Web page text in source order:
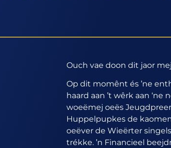
Ouch vae doon dit jaor
Op dit momênt és ’ne
haard aan ’t wêrk aan
woeëmej oeës
Huppelpupkes de
oeëver de Wieërter
trékke. ’n Financieel